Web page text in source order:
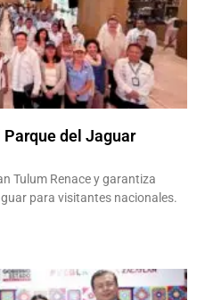
Parque del Jaguar
Tulum Renace y garantiza
para visitantes nacionales.